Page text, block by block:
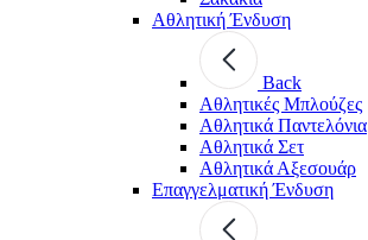
Αθλητική Ένδυση
Back
Aθλητικές Μπλούζες
Αθλητικά Παντελόνια
Αθλητικά Σετ
Αθλητικά Αξεσουάρ
Επαγγελματική Ένδυση